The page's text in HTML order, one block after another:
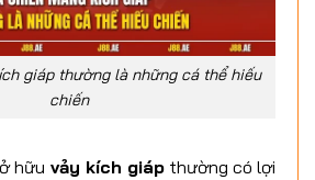
giáp thường là những cá thể hiếu
chiến
hữu vảy kích giáp thường có lợi